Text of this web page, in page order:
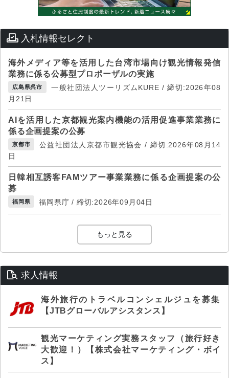
入札情報セレクト
海外メディア等を活用した台湾市場向け観光情報発信
業務に係る公募型プロポーザルの実施
広島県呉市
一般社団法人ツーリズムKURE / 締切:2026年08
月21日
AIを活用した京都観光案内機能の活用促進事業業務に
係る企画提案の公募
京都市
公益社団法人京都市観光協会 / 締切:2026年08月14
日
日韓相互誘客FAMツアー事業業務に係る企画提案の公
募
福岡県 福岡県庁 / 締切:2026年09月04日
もっと見る
求人情報
海外旅行のトラベルコンシェルジュを募集
【JTBグローバルアシスタンス】
観光マーケティング実務スタッフ（旅行好き
大歓迎！）【株式会社マーケティング・ボイ
ス】